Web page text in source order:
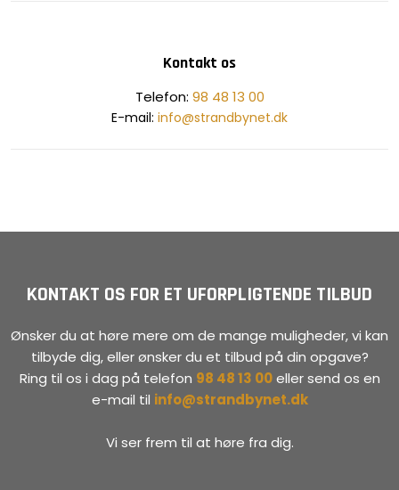
Kontakt os
​Telefon: 98 48 13 00
E-mail: info@strandbynet.dk
KONTAKT OS FOR ET UFORPLIGTENDE TILBUD
Ønsker du at høre mere om de mange muligheder, vi kan
tilbyde dig, eller ønsker du et tilbud på din opgave?
Ring til os i dag på telefon 98 48 13 00eller send os en
e-mail til info@strandbynet.dk
Vi ser frem til at høre fra dig.